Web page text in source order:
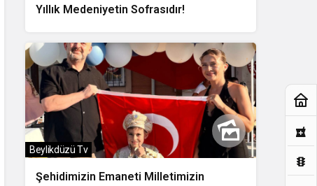
Yıllık Medeniyetin Sofrasıdır!
Şehidimizin Emaneti Milletimizin
Beylikdüzü Tv